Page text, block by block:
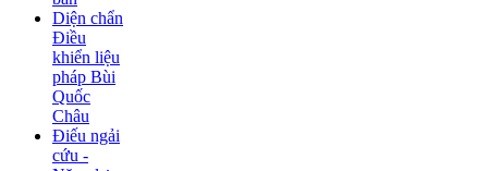
Diện chẩn
Điều
khiển liệu
pháp Bùi
Quốc
Châu
Điếu ngải
cứu -